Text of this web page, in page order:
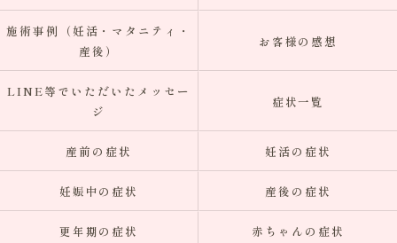
施術事例（妊活・マタニティ・
産後）
お客様の感想
LINE等でいただいたメッセー
ジ
症状一覧
産前の症状 妊活の症状
妊娠中の症状 産後の症状
更年期の症状 赤ちゃんの症状